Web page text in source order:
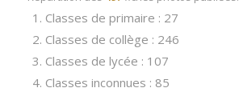
1. Classes de primaire : 27
2. Classes de collège : 246
3. Classes de lycée : 107
4. Classes inconnues : 85